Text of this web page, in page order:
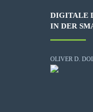
DIGITALE
IN DER
OLIVER D.